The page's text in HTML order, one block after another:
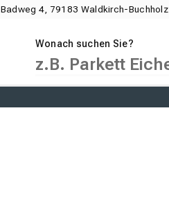
Badweg 4, 79183 Waldkirch-Buchholz
Wonach suchen Sie?